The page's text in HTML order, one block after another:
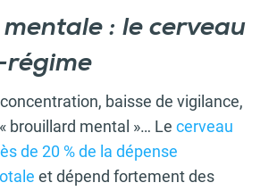
: le cerveau
régime
baisse de vigilance,
brouillard mental »… Le cerveau
de 20 % de la dépense
et dépend fortement des